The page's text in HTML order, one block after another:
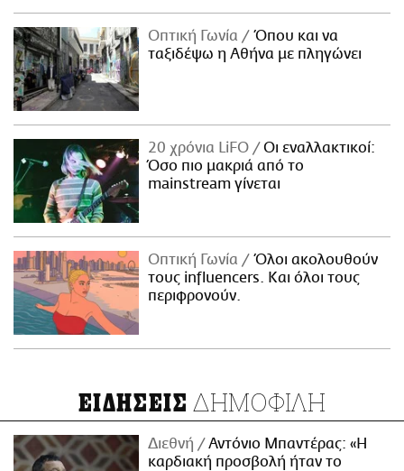
Οπτική Γωνία
Όπου και να
ταξιδέψω η Αθήνα με πληγώνει
20 χρόνια LiFO
Οι εναλλακτικοί:
Όσο πιο μακριά από το
mainstream γίνεται
Οπτική Γωνία
Όλοι ακολουθούν
τους influencers. Και όλοι τους
περιφρονούν.
ΕΙΔΗΣΕΙΣ ΔΗΜΟΦΙΛΗ
Διεθνή
Αντόνιο Μπαντέρας: «Η
καρδιακή προσβολή ήταν το